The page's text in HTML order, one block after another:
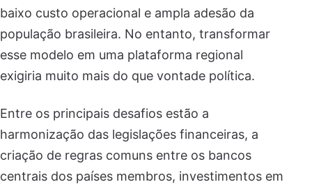
baixo custo operacional e ampla adesão da
população brasileira. No entanto, transformar
esse modelo em uma plataforma regional
exigiria muito mais do que vontade política.
Entre os principais desafios estão a
harmonização das legislações financeiras, a
criação de regras comuns entre os bancos
centrais dos países membros, investimentos em